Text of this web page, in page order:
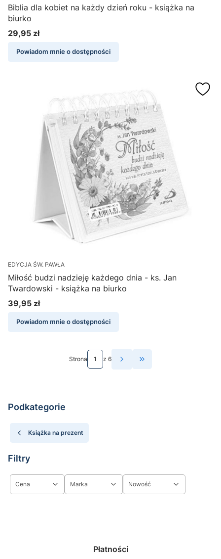
Biblia dla kobiet na każdy dzień roku - książka na
biurko
Cena
29,95 zł
Powiadom mnie o dostępności
EDYCJA ŚW. PAWŁA
Miłość budzi nadzieję każdego dnia - ks. Jan
Twardowski - książka na biurko
Cena
39,95 zł
Powiadom mnie o dostępności
Strona z 6 Przejdź do ostatniej
Podkategorie
Książka na prezent
Filtry
Cena Marka Nowość
Płatności